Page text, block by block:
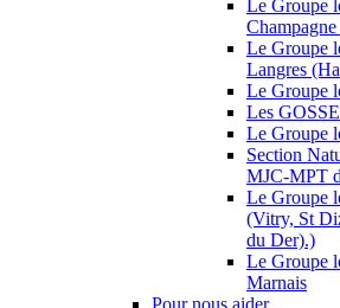
Le Groupe
Le Groupe
Langres
Le Groupe
Les
Le Groupe
Section
MJC-MPT
Le Groupe
(Vitry, St
du Der).)
Le Groupe
Marnais
Pour nous aider